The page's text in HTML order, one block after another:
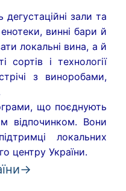
зали та
винні бари й
локальні вина, а й
сортів і технології
з виноробами,
що поєднують
відпочинком. Вони
локальних
центру України.